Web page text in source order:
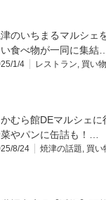
のいちまるマルシェ
い食べ物が一同に集結…
1/4 レストラン, 買い物
むら館DEマルシェ
やパンに缶詰も！…
8/24 焼津の話題, 買い